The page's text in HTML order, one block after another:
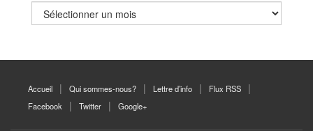
Archives
magazine
Accueil Qui sommes-nous? Lettre d’info
Flux RSS
Facebook
Twitter Google+